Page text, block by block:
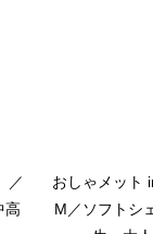
／
高
おしゃメット
M／ソフトシ